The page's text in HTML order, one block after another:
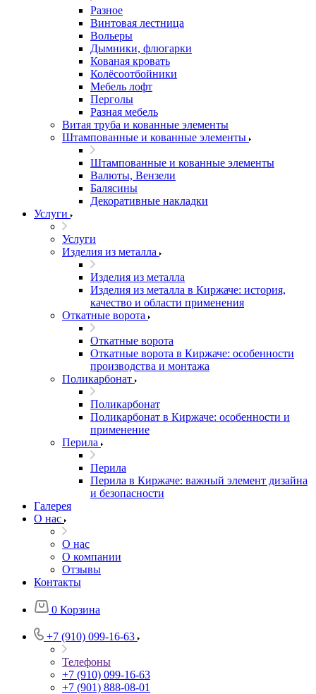
Разное
Винтовая лестница
Вольеры
Дымники, флюгарки
Кованая кровать
Колёсоотбойники
Мебель лофт
Перголы
Разная мебель
Витая труба и кованные элементы
Штампованные и кованные элементы
Штампованные и кованные элементы
Валюты, Вензели
Балясины
Декоративные накладки
Услуги
Услуги
Изделия из металла
Изделия из металла
Изделия из металла в Киржаче: история,
качество и области применения
Откатные ворота
Откатные ворота
Откатные ворота в Киржаче: особенности
производства и монтажа
Поликарбонат
Поликарбонат
Поликарбонат в Киржаче: особенности и
применение
Перила
Перила
Перила в Киржаче: важный элемент дизайна
и безопасности
Галерея
О нас
О нас
О компании
Отзывы
Контакты
0 Корзина
+7 (910) 099-16-63
Телефоны
+7 (910) 099-16-63
+7 (901) 888-08-01